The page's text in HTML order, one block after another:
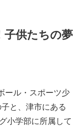
子供たちの夢
ール・スポーツ少
と、津市にある
小学部に所属して